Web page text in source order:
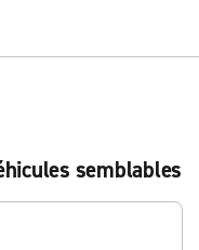
semblables